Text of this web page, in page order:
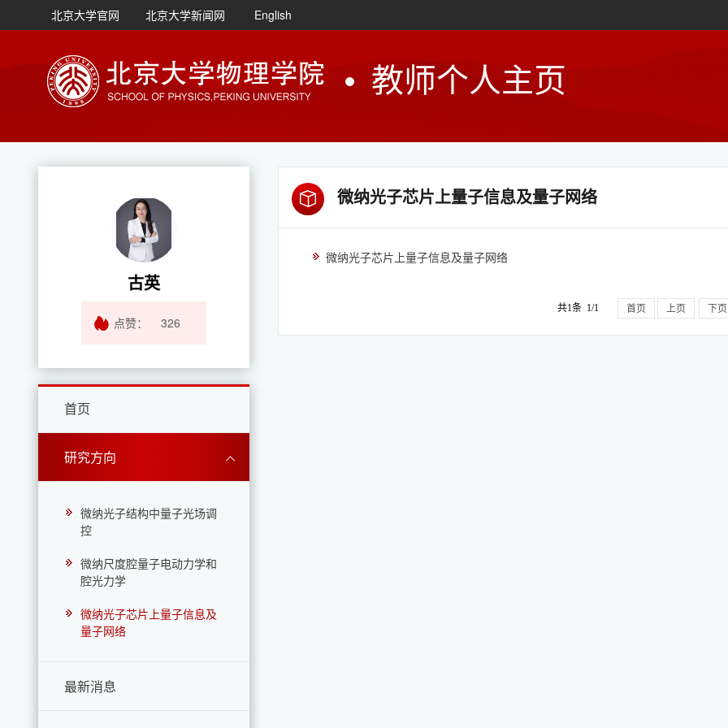
北京大学官网 北京大学新闻网 English
教师个人主页
古英
点赞： 326
首页
研究方向
微纳光子结构中量子光场调
控
微纳尺度腔量子电动力学和
腔光力学
微纳光子芯片上量子信息及
量子网络
最新消息
微纳光子芯片上量子信息及量子网络
微纳光子芯片上量子信息及量子网络
共1条 1/1 首页 上页 下页